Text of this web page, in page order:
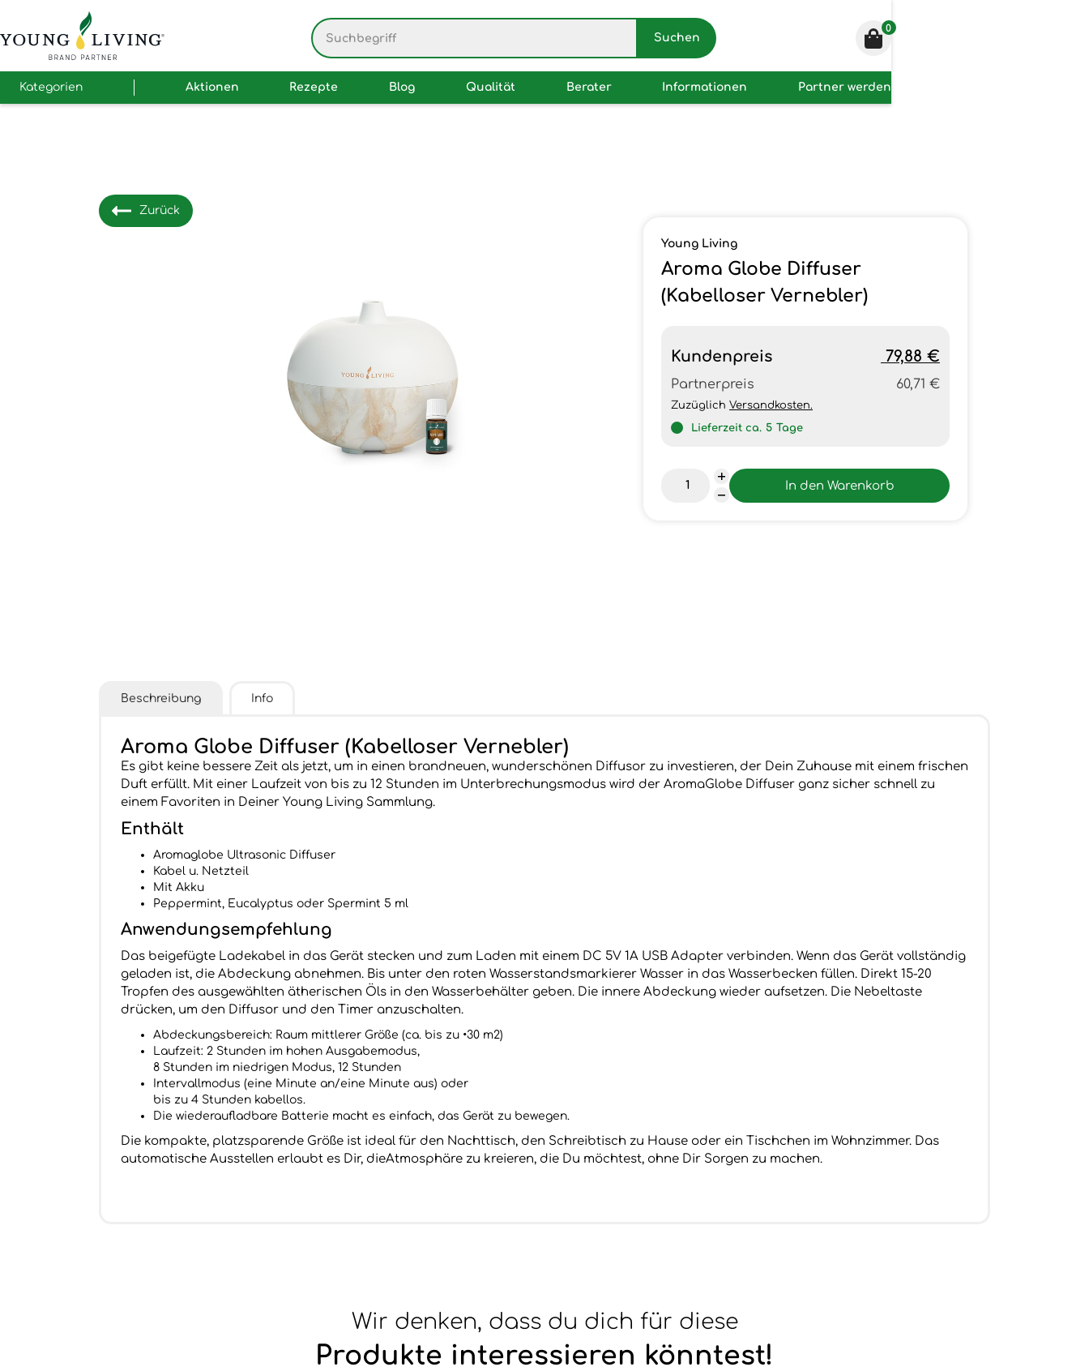
0
Kategorien Aktionen Rezepte Blog Qualität Berater Informationen Partner werden
Young Living
Aroma Globe Diffuser
(Kabelloser Vernebler)
Kundenpreis 79,88 €
Partnerpreis 60,71 €
Zuzüglich Versandkosten.
Lieferzeit ca. 5 Tage
Zurück
Beschreibung Info
Aroma Globe Diffuser (Kabelloser Vernebler)
Es gibt keine bessere Zeit als jetzt, um in einen brandneuen, wunderschönen Diffusor zu investieren, der Dein Zuhause mit einem frischen
Duft erfüllt. Mit einer Laufzeit von bis zu 12 Stunden im Unterbrechungsmodus wird der AromaGlobe Diffuser ganz sicher schnell zu
einem Favoriten in Deiner Young Living Sammlung.
Enthält
Aromaglobe Ultrasonic Diffuser
Kabel u. Netzteil
Mit Akku
Peppermint, Eucalyptus oder Spermint 5 ml
Anwendungsempfehlung
Das beigefügte Ladekabel in das Gerät stecken und zum Laden mit einem DC 5V 1A USB Adapter verbinden. Wenn das Gerät vollständig
geladen ist, die Abdeckung abnehmen. Bis unter den roten Wasserstandsmarkierer Wasser in das Wasserbecken füllen. Direkt 15-20
Tropfen des ausgewählten ätherischen Öls in den Wasserbehälter geben. Die innere Abdeckung wieder aufsetzen. Die Nebeltaste
drücken, um den Diffusor und den Timer anzuschalten.
Abdeckungsbereich: Raum mittlerer Größe (ca. bis zu •30 m2)
Laufzeit: 2 Stunden im hohen Ausgabemodus,
8 Stunden im niedrigen Modus, 12 Stunden
Intervallmodus (eine Minute an/eine Minute aus) oder
bis zu 4 Stunden kabellos.
Die wiederaufladbare Batterie macht es einfach, das Gerät zu bewegen.
Die kompakte, platzsparende Größe ist ideal für den Nachttisch, den Schreibtisch zu Hause oder ein Tischchen im Wohnzimmer. Das
automatische Ausstellen erlaubt es Dir, dieAtmosphäre zu kreieren, die Du möchtest, ohne Dir Sorgen zu machen.
Wir denken, dass du dich für diese
Produkte interessieren könntest!